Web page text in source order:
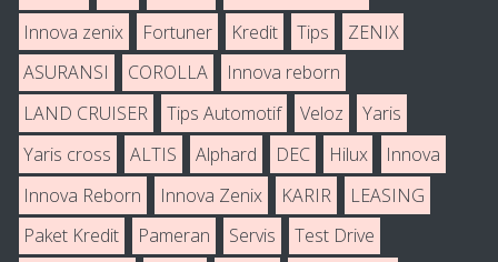
Innova zenix
Fortuner Kredit Tips
ZENIX
ASURANSI
COROLLA
Innova reborn
LAND CRUISER
Tips Automotif Veloz
Yaris
Yaris cross
ALTIS Alphard DEC Hilux
Innova
Innova Reborn
Innova Zenix KARIR
LEASING
Paket Kredit
Pameran Servis
Test Drive